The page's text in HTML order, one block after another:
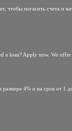
чтобы погасить счета и
a loan? Apply now. We offer
4% и на срок от 1